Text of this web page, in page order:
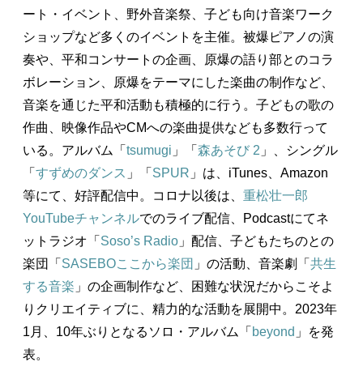
ート・イベント、野外音楽祭、子ども向け音楽ワーク
ショップなど多くのイベントを主催。被爆ピアノの演
奏や、平和コンサートの企画、原爆の語り部とのコラ
ボレーション、原爆をテーマにした楽曲の制作など、
音楽を通じた平和活動も積極的に行う。子どもの歌の
作曲、映像作品やCMへの楽曲提供なども多数行って
いる。アルバム「 tsumugi 」「 森あそび 2 」、シングル
「 すずめのダンス 」「 SPUR 」は、iTunes、Amazon
等にて、好評配信中。コロナ以後は、 重松壮一郎
YouTubeチャンネルでのライブ配信、Podcastにてネ
ットラジオ「 Soso’s Radio 」配信、子どもたちのとの
楽団「 SASEBOここから楽団 」の活動、音楽劇「 共生
する音楽 」の企画制作など、困難な状況だからこそよ
りクリエイティブに、精力的な活動を展開中。2023年
1月、10年ぶりとなるソロ・アルバム「 beyond 」を発
表。